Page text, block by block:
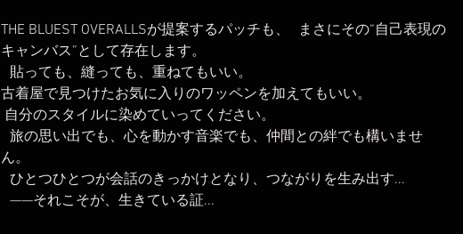
THE BLUEST OVERALLSが提案するパッチも、 まさにその“自己表現の
キャンバス”として存在します。
貼っても、縫っても、重ねてもいい。
古着屋で見つけたお気に入りのワッペンを加えてもいい。
​​​​​​​ 自分のスタイルに染めていってください。
旅の思い出でも、心を動かす音楽でも、仲間との絆でも構いませ
ん。
ひとつひとつが会話のきっかけとなり、つながりを生み出す...
——それこそが、生きている証...